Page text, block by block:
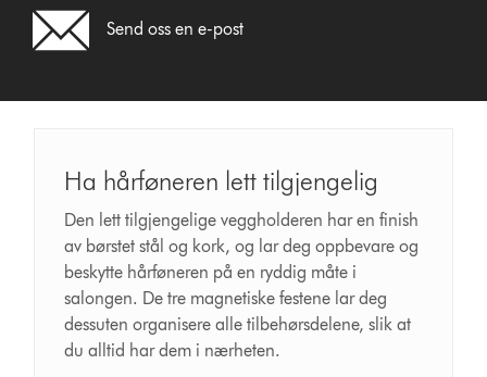
Send oss en e-post
Ha hårføneren lett tilgjengelig
Den lett tilgjengelige veggholderen har en finish
av børstet stål og kork, og lar deg oppbevare og
beskytte hårføneren på en ryddig måte i
salongen. De tre magnetiske festene lar deg
dessuten organisere alle tilbehørsdelene, slik at
du alltid har dem i nærheten.